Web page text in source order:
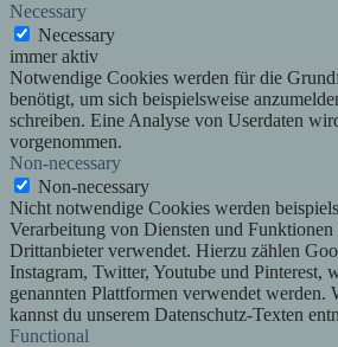
Necessary
Necessary
immer aktiv
Notwendige Cookies werden für die
benötigt, um sich beispielsweise
schreiben. Eine Analyse von Userdaten
vorgenommen.
Non-necessary
Non-necessary
Nicht notwendige Cookies werden
Verarbeitung von Diensten und Funktionen
Drittanbieter verwendet. Hierzu zählen
Instagram, Twitter, Youtube und Pinterest,
genannten Plattformen verwendet werden.
kannst du unserem Datenschutz-Texten
Functional